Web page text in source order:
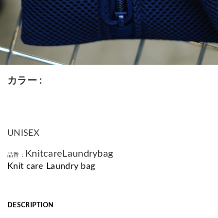
カラー
UNISEX
品番： KnitcareLaundrybag
Knit care Laundry bag
DESCRIPTION